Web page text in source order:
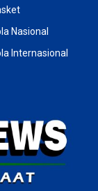
Nasional
Internasional